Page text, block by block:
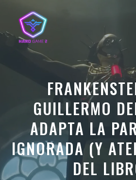
contenido
GUILLERMO
ADAPTA LA
IGNORADA (Y
DEL